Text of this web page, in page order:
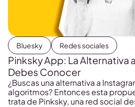
Bluesky Redes sociales
Pinksky App: La Alternativa
Debes Conocer
¿Buscas una alternativa a
algoritmos? Entonces esta
trata de Pinksky, una red social